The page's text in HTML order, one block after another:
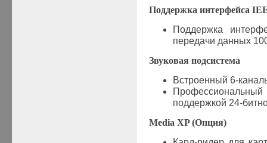
Поддержка интерфейса
Поддержка
передачи данных
Звуковая подсистема
Встроенный 6-
поддержкой 24-
Media XP (Опция)